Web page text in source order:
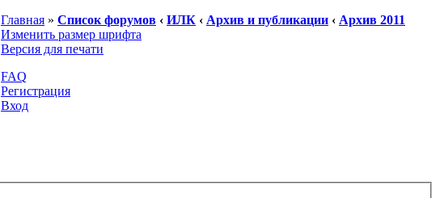
Главная » Список форумов ‹ ИЛК ‹ Архив и публикации ‹ Архив 2011
Изменить размер шрифта
Версия для печати
FAQ
Регистрация
Вход